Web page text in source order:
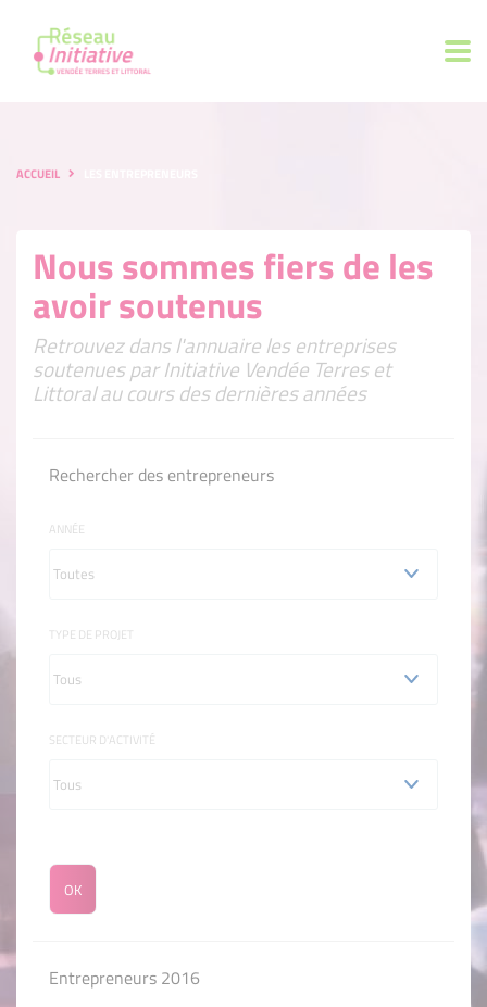
ACCUEIL
Nous sommes fiers de les
avoir soutenus
Retrouvez dans l'annuaire les entreprises
soutenues par Initiative Vendée Terres et
Littoral au cours des dernières années
Rechercher des entrepreneurs
ANNÉE
TYPE DE PROJET
SECTEUR D'ACTIVITÉ
Entrepreneurs 2016